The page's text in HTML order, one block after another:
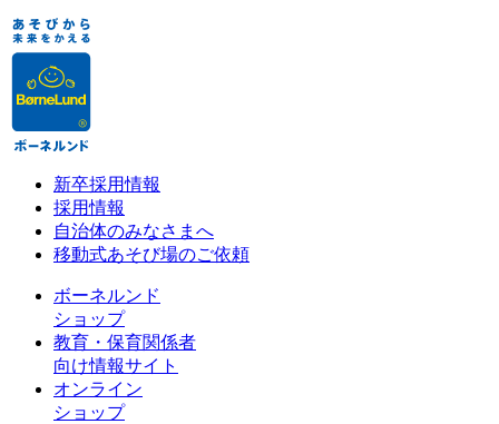
新卒採用情報
採用情報
自治体のみなさまへ
移動式あそび場のご依頼
ボーネルンド
ショップ
教育・保育関係者
向け情報サイト
オンライン
ショップ